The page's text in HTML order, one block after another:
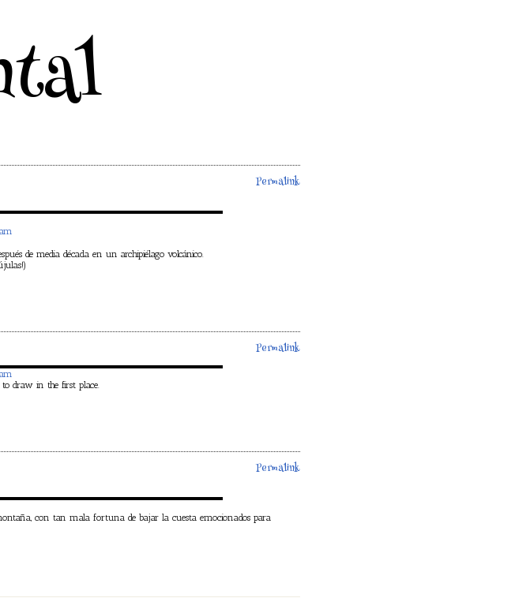
Permalink
de media década en un archipiélago volcánico.
Permalink
draw in the first place.
Permalink
con tan mala fortuna de bajar la cuesta emocionados para